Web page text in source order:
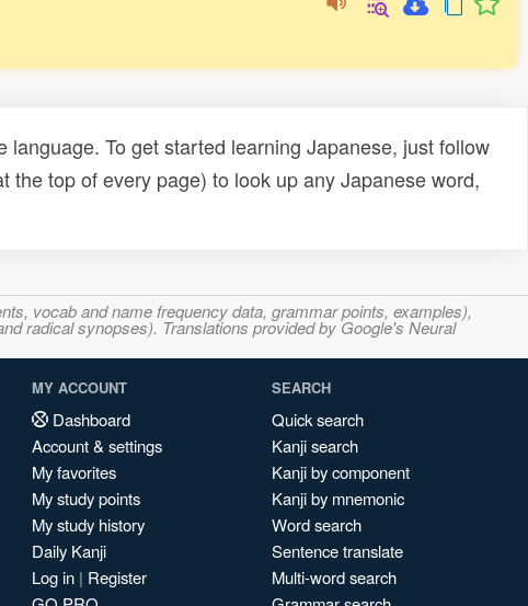
To get started learning Japanese, just follow
the top of every page) to look up any Japanese word,
vocab and name frequency data, grammar points, examples),
radical synopses). Translations provided by Google's Neural
MY ACCOUNT
Dashboard
Account & settings
My favorites
My study points
My study history
Daily Kanji
Log in | Register
SEARCH
Quick search
Kanji search
Kanji by component
Kanji by mnemonic
Word search
Sentence translate
Multi-word search